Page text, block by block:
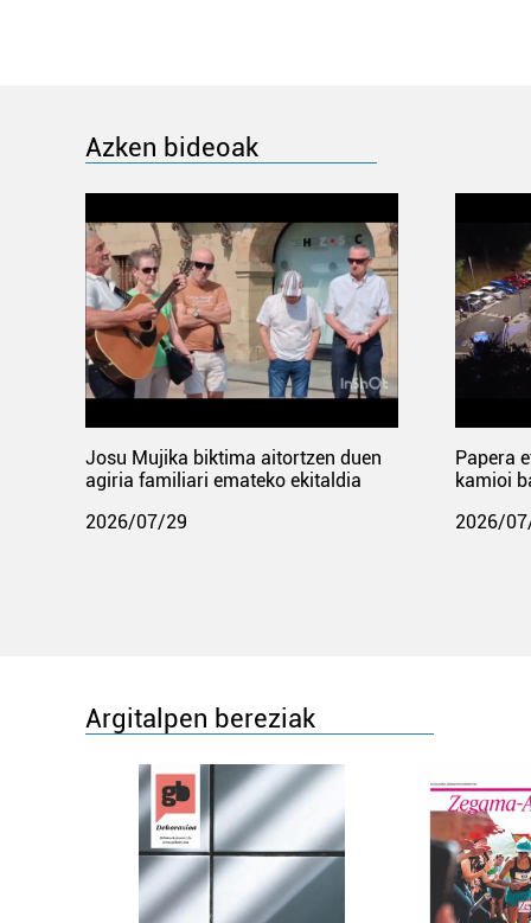
Azken bideoak
Josu Mujika biktima aitortzen duen
agiria familiari emateko ekitaldia
2026/07/29
Papera
kamioi
2026/
Argitalpen bereziak